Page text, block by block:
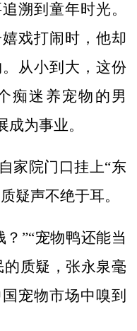
到童年时光。
戏打闹时，他却
从小到大，这份
痴迷养宠物的男
为事业。
院门口挂上“东
疑声不绝于耳。
”“宠物鸭还能当
质疑，张永泉毫
宠物市场中嗅到